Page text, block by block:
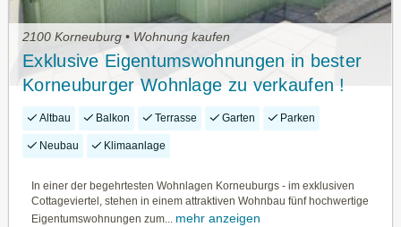
2100 Korneuburg • Wohnung kaufen
Exklusive Eigentumswohnungen in bester
Korneuburger Wohnlage zu verkaufen !
Altbau Balkon Terrasse Garten Parken
Neubau Klimaanlage
In einer der begehrtesten Wohnlagen Korneuburgs - im exklusiven
Cottageviertel, stehen in einem attraktiven Wohnbau fünf hochwertige
Eigentumswohnungen zum... mehr anzeigen